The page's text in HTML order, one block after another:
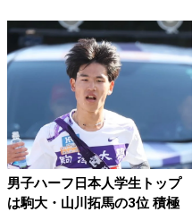
男子ハーフ日本人学生トップ
は駒大・山川拓馬の3位 積極